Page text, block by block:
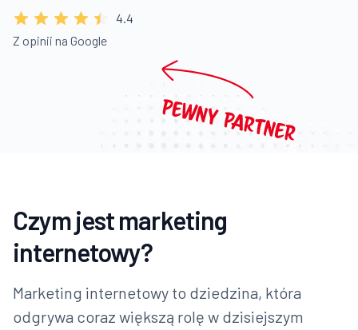
4.4
Z opinii na Google
Czym jest marketing
internetowy?
Marketing internetowy to dziedzina, która
odgrywa coraz większą rolę w dzisiejszym